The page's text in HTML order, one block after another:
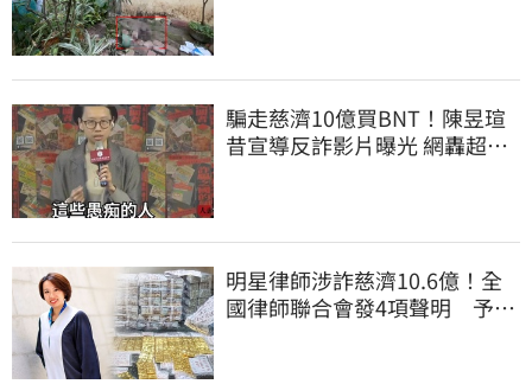
騙走慈濟10億買BNT！陳昱瑄
昔宣導反詐影片曝光 網轟超級
明星律師涉詐慈濟10.6億！全
國律師聯合會發4項聲明 予以